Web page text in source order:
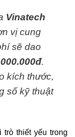
Vinatech
vị cung
sẽ dao
.
kích thước,
số kỹ thuật
thiết yếu trong